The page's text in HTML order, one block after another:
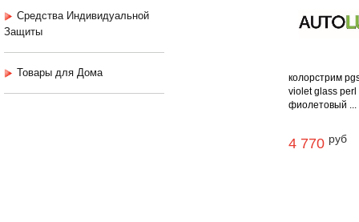
Средства Индивидуальной
Защиты
Товары для Дома
колорстрим
violet glass perl
фиолетовый ...
4 770 руб